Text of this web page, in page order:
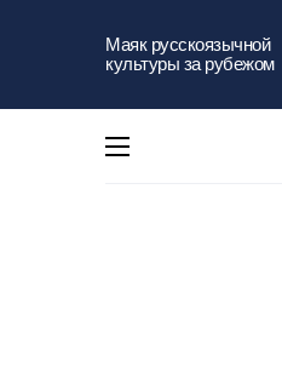
Маяк русскоязычной
культуры за рубежом